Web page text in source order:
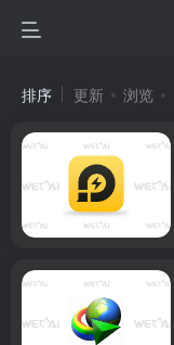
排序 更新 浏览